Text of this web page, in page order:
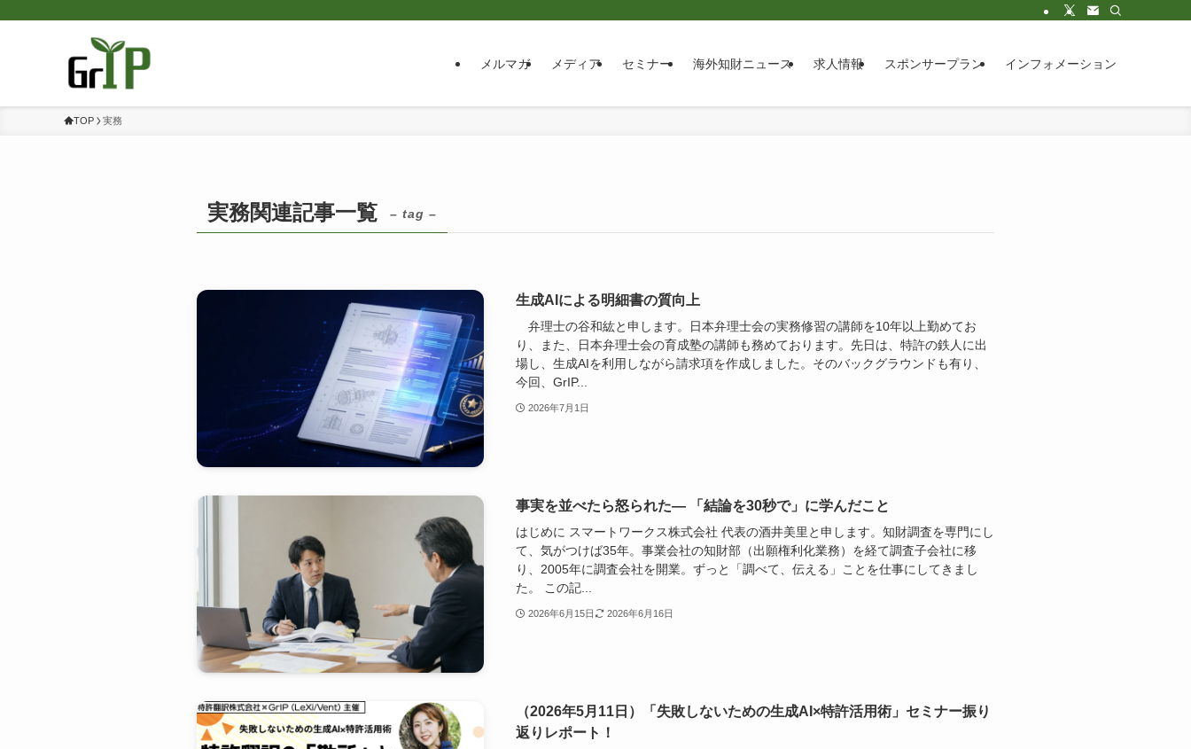
メルマガ メディア セミナー 海外知財ニュース 求人情報 スポンサープラン インフォメーション
TOP 実務
実務関連記事一覧 – tag –
生成AIによる明細書の質向上
弁理士の谷和紘と申します。日本弁理士会の実務修習の講師を10年以上勤めてお
り、また、日本弁理士会の育成塾の講師も務めております。先日は、特許の鉄人に出
場し、生成AIを利用しながら請求項を作成しました。そのバックグラウンドも有り、
今回、GrIP...
2026年7月1日
事実を並べたら怒られた― 「結論を30秒で」に学んだこと
はじめに スマートワークス株式会社 代表の酒井美里と申します。知財調査を専門にし
て、気がつけば35年。事業会社の知財部（出願権利化業務）を経て調査子会社に移
り、2005年に調査会社を開業。ずっと「調べて、伝える」ことを仕事にしてきまし
た。 この記...
2026年6月15日 2026年6月16日
（2026年5月11日）「失敗しないための生成AI×特許活用術」セミナー振り
返りレポート！